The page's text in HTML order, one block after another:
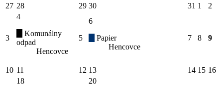
27 28 29 30 31 1 2
3
4
Komunálny
odpad
Hencovce
5
6
Papier
Hencovce
7 8 9
10 11 12 13 14 15 16
18
20